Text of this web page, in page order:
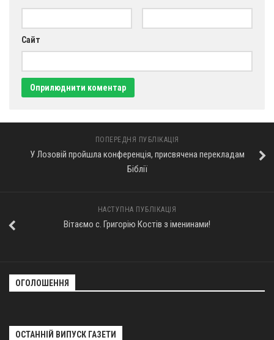
Сайт
ПОПЕРЕДНЯ ПУБЛІКАЦІЯ
У Лозовій пройшла конференція, присвячена перекладам
Біблії
НАСТУПНА ПУБЛІКАЦІЯ
Вітаємо с. Григорію Костів з іменинами!
ОГОЛОШЕННЯ
ОСТАННІЙ ВИПУСК ГАЗЕТИ